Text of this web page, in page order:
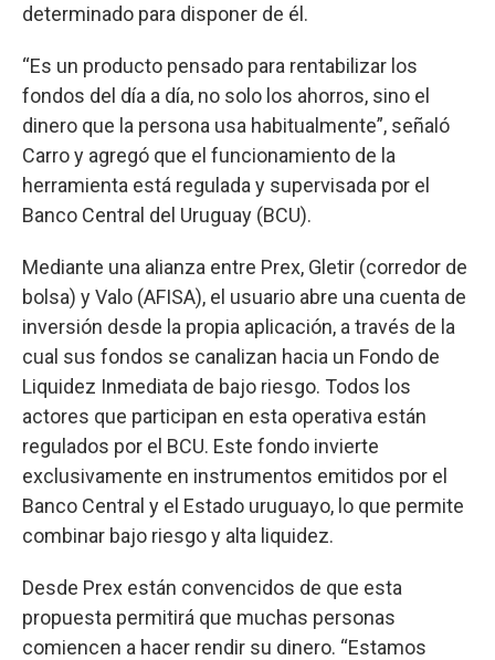
determinado para disponer de él.
“Es un producto pensado para rentabilizar los
fondos del día a día, no solo los ahorros, sino el
dinero que la persona usa habitualmente”, señaló
Carro y agregó que el funcionamiento de la
herramienta está regulada y supervisada por el
Banco Central del Uruguay (BCU).
Mediante una alianza entre Prex, Gletir (corredor de
bolsa) y Valo (AFISA), el usuario abre una cuenta de
inversión desde la propia aplicación, a través de la
cual sus fondos se canalizan hacia un Fondo de
Liquidez Inmediata de bajo riesgo. Todos los
actores que participan en esta operativa están
regulados por el BCU. Este fondo invierte
exclusivamente en instrumentos emitidos por el
Banco Central y el Estado uruguayo, lo que permite
combinar bajo riesgo y alta liquidez.
Desde Prex están convencidos de que esta
propuesta permitirá que muchas personas
comiencen a hacer rendir su dinero. “Estamos